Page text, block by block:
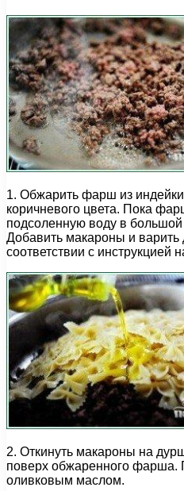
1. Обжарить фарш из
коричневого цвета. Пока
подсоленную воду в
Добавить макароны и варить
соответствии с инструкцией
2. Откинуть макароны на
поверх обжаренного фарша.
оливковым маслом.